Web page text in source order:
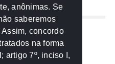
anônimas. Se
saberemos
concordo
na forma
artigo 7º, inciso I,